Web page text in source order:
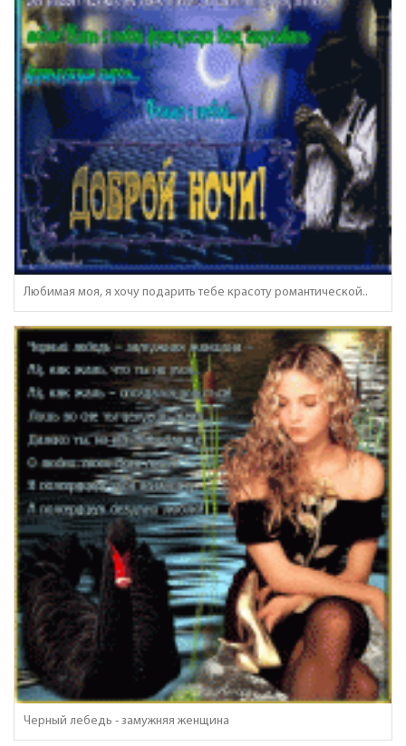
Любимая моя, я хочу подарить тебе красоту романтической..
Черный лебедь - замужняя женщина